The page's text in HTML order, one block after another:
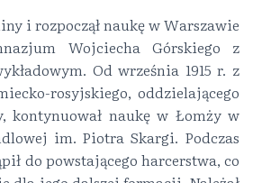
i rozpoczął naukę w Warszawie
Wojciecha Górskiego z
Od września 1915 r. z
rosyjskiego, oddzielającego
kontynuował naukę w Łomży w
im. Piotra Skargi. Podczas
do powstającego harcerstwa, co